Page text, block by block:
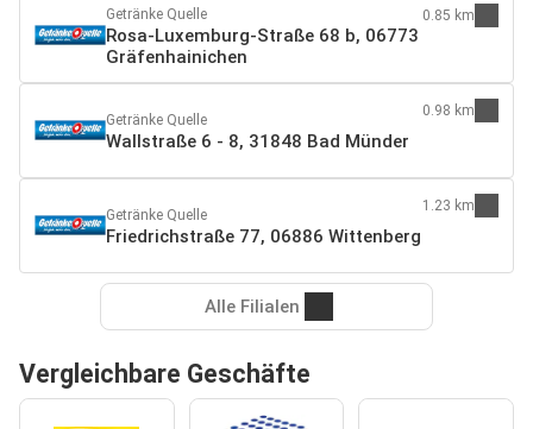
Getränke Quelle
Rosa-Luxemburg-Straße 68 b, 06773
Gräfenhainichen
0.85 km
Getränke Quelle
Wallstraße 6 - 8, 31848 Bad Münder
0.98 km
Getränke Quelle
Friedrichstraße 77, 06886 Wittenberg
1.23 km
Alle Filialen
Vergleichbare Geschäfte